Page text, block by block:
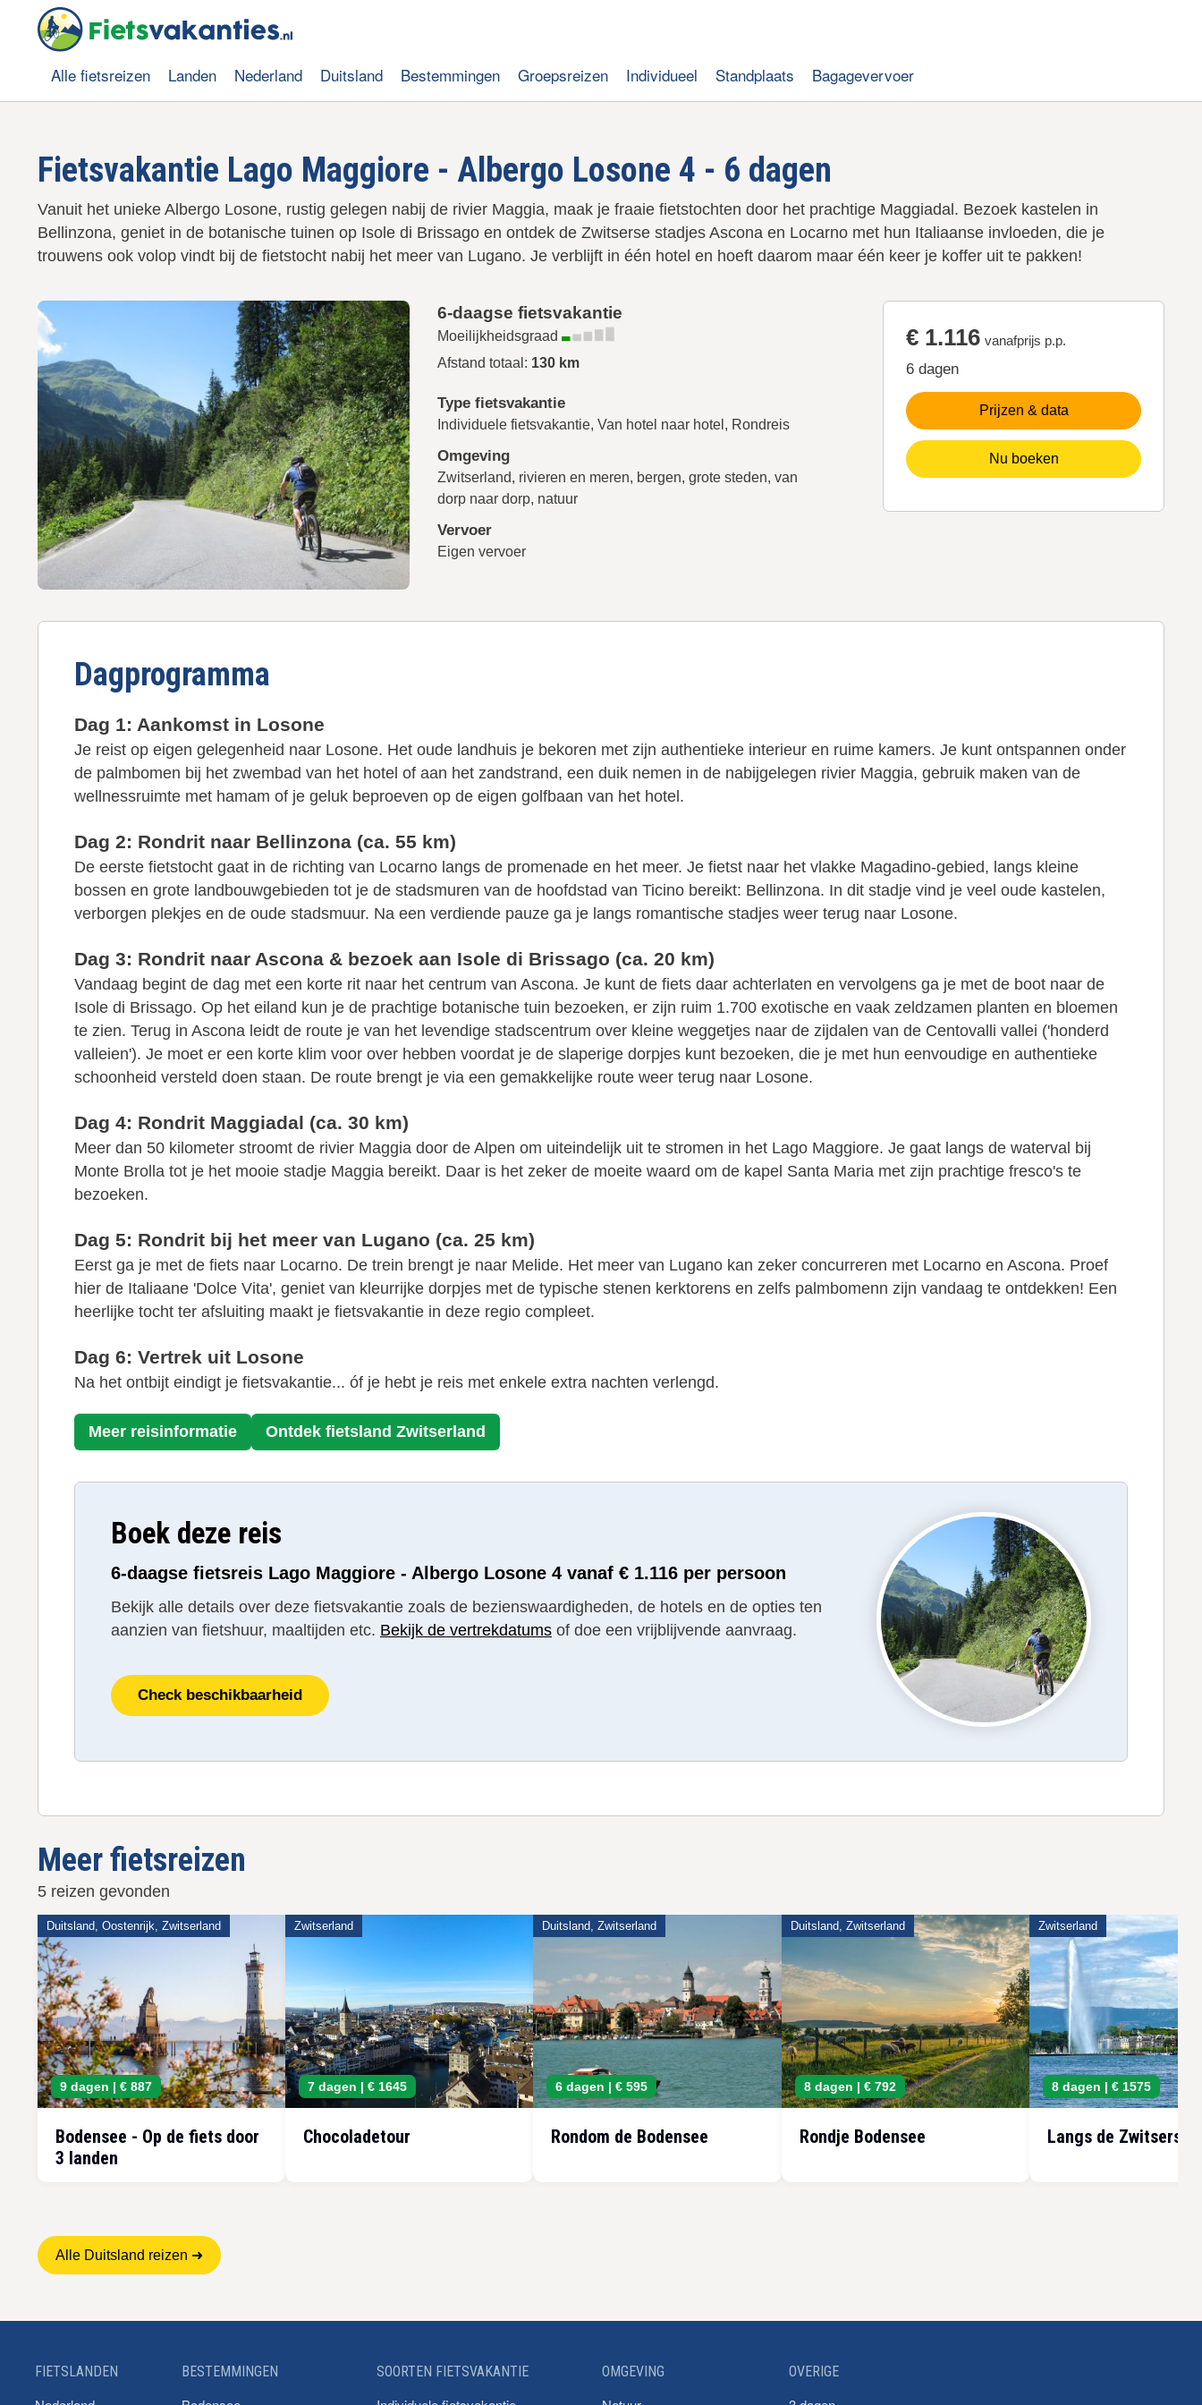
l
Hoofdnavigatie
Alle fietsreizen Landen Nederland Duitsland Bestemmingen Groepsreizen Individueel Standplaats Bagagevervoer
Fietsvakantie Lago Maggiore - Albergo Losone 4 - 6 dagen
Vanuit het unieke Albergo Losone, rustig gelegen nabij de rivier Maggia, maak je fraaie fietstochten door het prachtige Maggiadal. Bezoek kastelen in
Bellinzona, geniet in de botanische tuinen op Isole di Brissago en ontdek de Zwitserse stadjes Ascona en Locarno met hun Italiaanse invloeden, die je
trouwens ook volop vindt bij de fietstocht nabij het meer van Lugano. Je verblijft in één hotel en hoeft daarom maar één keer je koffer uit te pakken!
6-daagse fietsvakantie
Moeilijkheidsgraad
Afstand totaal: 130 km
Type fietsvakantie
Individuele fietsvakantie, Van hotel naar hotel, Rondreis
Omgeving
Zwitserland, rivieren en meren, bergen, grote steden, van
dorp naar dorp, natuur
Vervoer
Eigen vervoer
€ 1.116 vanafprijs p.p.
6 dagen
Prijzen & data
Nu boeken
Dagprogramma
Dag 1: Aankomst in Losone
Je reist op eigen gelegenheid naar Losone. Het oude landhuis je bekoren met zijn authentieke interieur en ruime kamers. Je kunt ontspannen onder
de palmbomen bij het zwembad van het hotel of aan het zandstrand, een duik nemen in de nabijgelegen rivier Maggia, gebruik maken van de
wellnessruimte met hamam of je geluk beproeven op de eigen golfbaan van het hotel.
Dag 2: Rondrit naar Bellinzona (ca. 55 km)
De eerste fietstocht gaat in de richting van Locarno langs de promenade en het meer. Je fietst naar het vlakke Magadino-gebied, langs kleine
bossen en grote landbouwgebieden tot je de stadsmuren van de hoofdstad van Ticino bereikt: Bellinzona. In dit stadje vind je veel oude kastelen,
verborgen plekjes en de oude stadsmuur. Na een verdiende pauze ga je langs romantische stadjes weer terug naar Losone.
Dag 3: Rondrit naar Ascona & bezoek aan Isole di Brissago (ca. 20 km)
Vandaag begint de dag met een korte rit naar het centrum van Ascona. Je kunt de fiets daar achterlaten en vervolgens ga je met de boot naar de
Isole di Brissago. Op het eiland kun je de prachtige botanische tuin bezoeken, er zijn ruim 1.700 exotische en vaak zeldzamen planten en bloemen
te zien. Terug in Ascona leidt de route je van het levendige stadscentrum over kleine weggetjes naar de zijdalen van de Centovalli vallei ('honderd
valleien'). Je moet er een korte klim voor over hebben voordat je de slaperige dorpjes kunt bezoeken, die je met hun eenvoudige en authentieke
schoonheid versteld doen staan. De route brengt je via een gemakkelijke route weer terug naar Losone.
Dag 4: Rondrit Maggiadal (ca. 30 km)
Meer dan 50 kilometer stroomt de rivier Maggia door de Alpen om uiteindelijk uit te stromen in het Lago Maggiore. Je gaat langs de waterval bij
Monte Brolla tot je het mooie stadje Maggia bereikt. Daar is het zeker de moeite waard om de kapel Santa Maria met zijn prachtige fresco's te
bezoeken.
Dag 5: Rondrit bij het meer van Lugano (ca. 25 km)
Eerst ga je met de fiets naar Locarno. De trein brengt je naar Melide. Het meer van Lugano kan zeker concurreren met Locarno en Ascona. Proef
hier de Italiaane 'Dolce Vita', geniet van kleurrijke dorpjes met de typische stenen kerktorens en zelfs palmbomenn zijn vandaag te ontdekken! Een
heerlijke tocht ter afsluiting maakt je fietsvakantie in deze regio compleet.
Dag 6: Vertrek uit Losone
Na het ontbijt eindigt je fietsvakantie... óf je hebt je reis met enkele extra nachten verlengd.
Meer reisinformatie Ontdek fietsland Zwitserland
Boek deze reis
6-daagse fietsreis Lago Maggiore - Albergo Losone 4 vanaf € 1.116 per persoon
Bekijk alle details over deze fietsvakantie zoals de bezienswaardigheden, de hotels en de opties ten
aanzien van fietshuur, maaltijden etc. Bekijk de vertrekdatums of doe een vrijblijvende aanvraag.
Check beschikbaarheid
Meer fietsreizen
5 reizen gevonden
9 dagen | € 887
Bodensee - Op de fiets door
3 landen
Duitsland, Oostenrijk, Zwitserland
7 dagen |€ 1645
Chocoladetour
Zwitserland
6 dagen |€ 595
Rondom de Bodensee
Duitsland, Zwitserland
8 dagen | € 792
Rondje Bodensee
Duitsland, Zwitserland
8 dagen | € 1575
Langs de Zwitserse
Zwitserland
Alle Duitsland reizen ➜
FIETSLANDEN BESTEMMINGEN SOORTEN FIETSVAKANTIE OMGEVING OVERIGE